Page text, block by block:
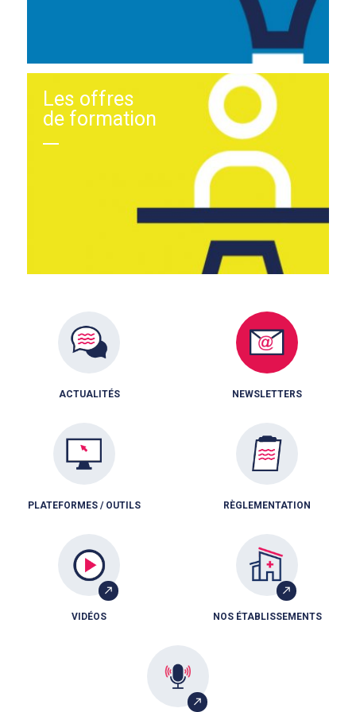
Les offres
de formation
ACTUALITÉS NEWSLETTERS
PLATEFORMES / OUTILS RÈGLEMENTATION
VIDÉOS NOS ÉTABLISSEMENTS